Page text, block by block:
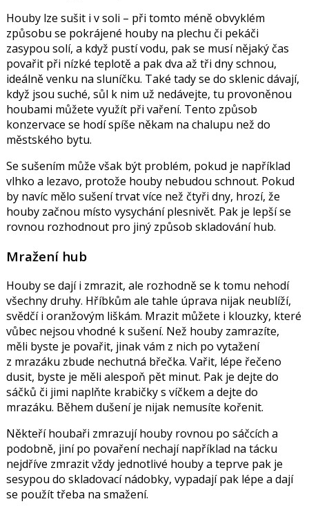
Houby lze sušit i v soli – při tomto méně obvyklém
způsobu se pokrájené houby na plechu či pekáči
zasypou solí, a když pustí vodu, pak se musí nějaký čas
povařit při nízké teplotě a pak dva až tři dny schnou,
ideálně venku na sluníčku. Také tady se do sklenic dávají,
když jsou suché, sůl k nim už nedávejte, tu provoněnou
houbami můžete využít při vaření. Tento způsob
konzervace se hodí spíše někam na chalupu než do
městského bytu.
Se sušením může však být problém, pokud je například
vlhko a lezavo, protože houby nebudou schnout. Pokud
by navíc mělo sušení trvat více než čtyři dny, hrozí, že
houby začnou místo vysychání plesnivět. Pak je lepší se
rovnou rozhodnout pro jiný způsob skladování hub.
Mražení hub
Houby se dají i zmrazit, ale rozhodně se k tomu nehodí
všechny druhy. Hříbkům ale tahle úprava nijak neublíží,
svědčí i oranžovým liškám. Mrazit můžete i klouzky, které
vůbec nejsou vhodné k sušení. Než houby zamrazíte,
měli byste je povařit, jinak vám z nich po vytažení
z mrazáku zbude nechutná břečka. Vařit, lépe řečeno
dusit, byste je měli alespoň pět minut. Pak je dejte do
sáčků či jimi naplňte krabičky s víčkem a dejte do
mrazáku. Během dušení je nijak nemusíte kořenit.
Někteří houbaři zmrazují houby rovnou po sáčcích a
podobně, jiní po povaření nechají například na tácku
nejdříve zmrazit vždy jednotlivé houby a teprve pak je
sesypou do skladovací nádobky, vypadají pak lépe a dají
se použít třeba na smažení.